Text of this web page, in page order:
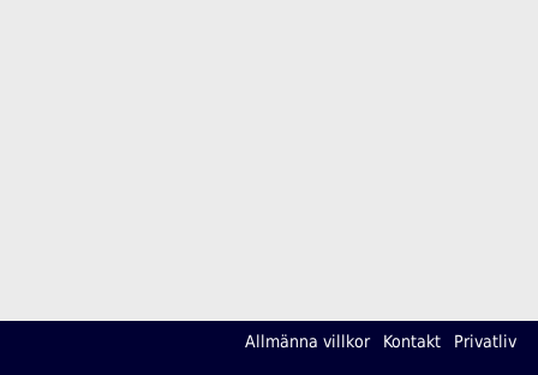
Allmänna villkor Kontakt Privatliv